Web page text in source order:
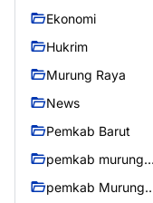
Ekonomi
Hukrim
Murung Raya
News
Pemkab Barut
pemkab murung
pemkab Murung